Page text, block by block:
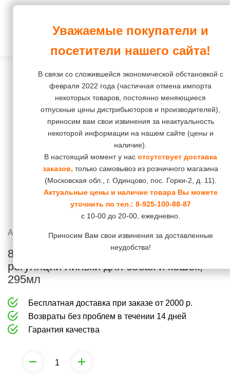
повседневный
диетический
подгузники,
груминга
Коррекция
поведения
и
от
запаха
повседневный
диетический
Наполнители
косметика
Коррекция
средства
запаха
ПростоХвост
Интернет-магазин
Артикул: 1000836
8in1 Perfect Coat шампунь для
регуляции линьки для собак и кошек,
295мл
Бесплатная доставка при заказе от 2000 р.
Возвраты без проблем в течении 14 дней
Гарантия качества
Уважаемые покупатели и
посетители нашего сайта!
В связи со сложившейся экономической обстановкой с
февраля 2022 года (частичная отмена импорта
некоторых товаров, постоянно меняющиеся
отпускные цены дистрибьюторов и производителей),
приносим вам свои извинения за неактуальность
некоторой информации на нашем сайте (цены и
наличие).
В настоящий момент у нас отсутствует доставка
заказов, только самовывоз из розничного магазина
(Московская обл., г. Одинцово, пос. Горки-2, д. 11).
Актуальные цены и наличие товара Вы можете
уточнить по тел.: 8-925-100-88-87
с 10-00 до 20-00, ежедневно.
Приносим Вам свои извинения за доставленные
неудобства!